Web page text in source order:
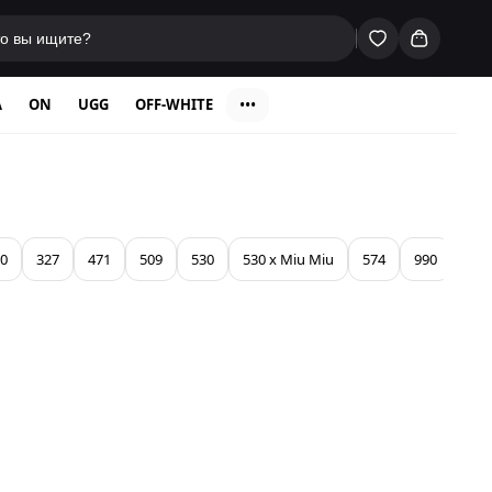
ON UGG OFF-WHITE •••
327 471 509 530 530 x Miu Miu 574 990